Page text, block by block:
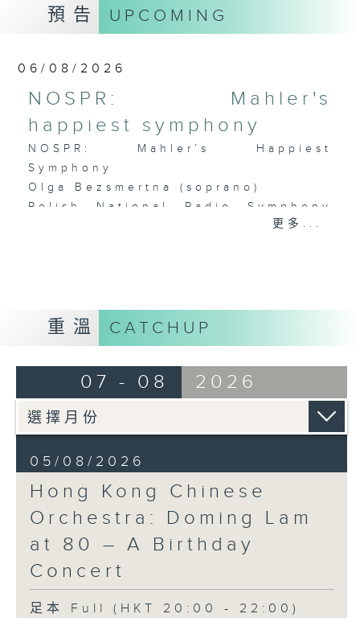
《祝賀吹打序樂》 (4’)
《昭君怨》 (8’)
林樂培
《秋決》 (20’)
《昆蟲世界》 (22’)
香港中樂團主辦，2006年香港藝術節節目。
2006年2月26日香港大會堂音樂廳錄音。
預告 UPCOMING
06/08/2026
NOSPR: Mahler's
happiest symphony
NOSPR: Mahler’s Happiest
Symphony
Olga Bezsmertna (soprano)
Polish National Radio Symphony
10/4/2025
貝斯梅德娜（女高音）
卡托維茲波蘭國家電台交響樂團｜范舒爾
（指揮）
馬勒
2025年4月10日卡托維茲波蘭國家電台交響
樂團音樂廳錄音
更多...
重溫 CATCHUP
07 - 08 2026
05/08/2026
Hong Kong Chinese
Orchestra: Doming Lam
at 80 – A Birthday
Concert
足本 Full (HKT 20:00 - 22:00)